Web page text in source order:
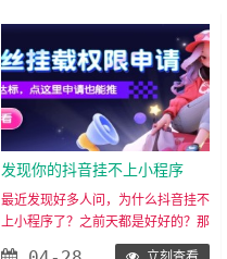
单，只要有播放量就给钱。具体来说
一下：首先，你要注册好新版的抖推
猫，不是旧版呀，我知道关注这个网
站的大多是旧版抖推猫的用户，新版
的抖推猫是从2024年9月19日才
开……
发现你的抖音挂不上小程序
了？怎么解决？如何申请白名
单？
最近发现好多人问，为什么抖音挂不
上小程序了？之前天都是好好的？那
是因为你没看通知？先看4月17号的